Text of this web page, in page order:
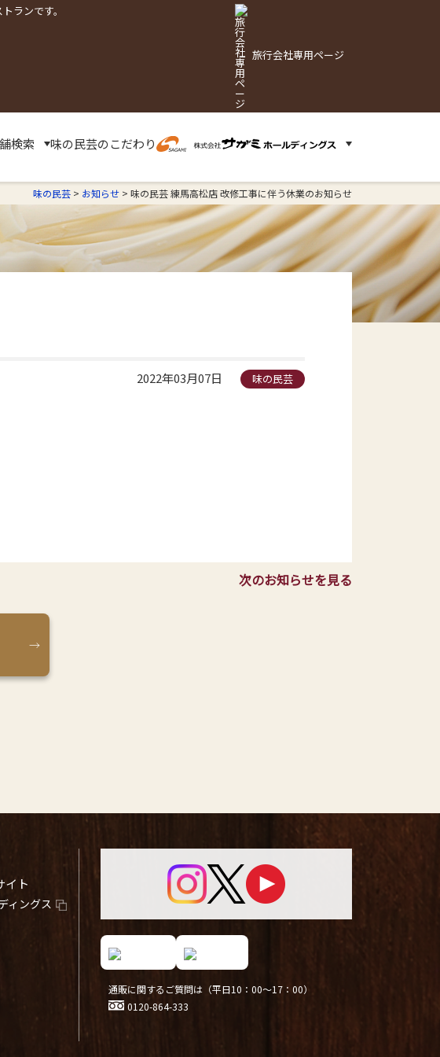
ランです。
旅行会社専用ページ
検索 味の民芸のこだわり
味の民芸 > お知らせ > 味の民芸 練馬高松店 改修工事に伴う休業のお知らせ
2022年03月07日 味の民芸
次のお知らせを見る
イト
ィングス
通販に関するご質問は（平日10：00～17：00）
0120-864-333